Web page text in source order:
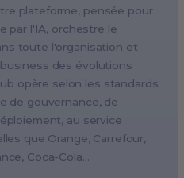
plateforme, pensée pour
par l'IA, orchestre le
toute l'organisation et
des évolutions
opère selon les standards
de gouvernance, de
au service
que Orange, Carrefour,
Coca-Cola…